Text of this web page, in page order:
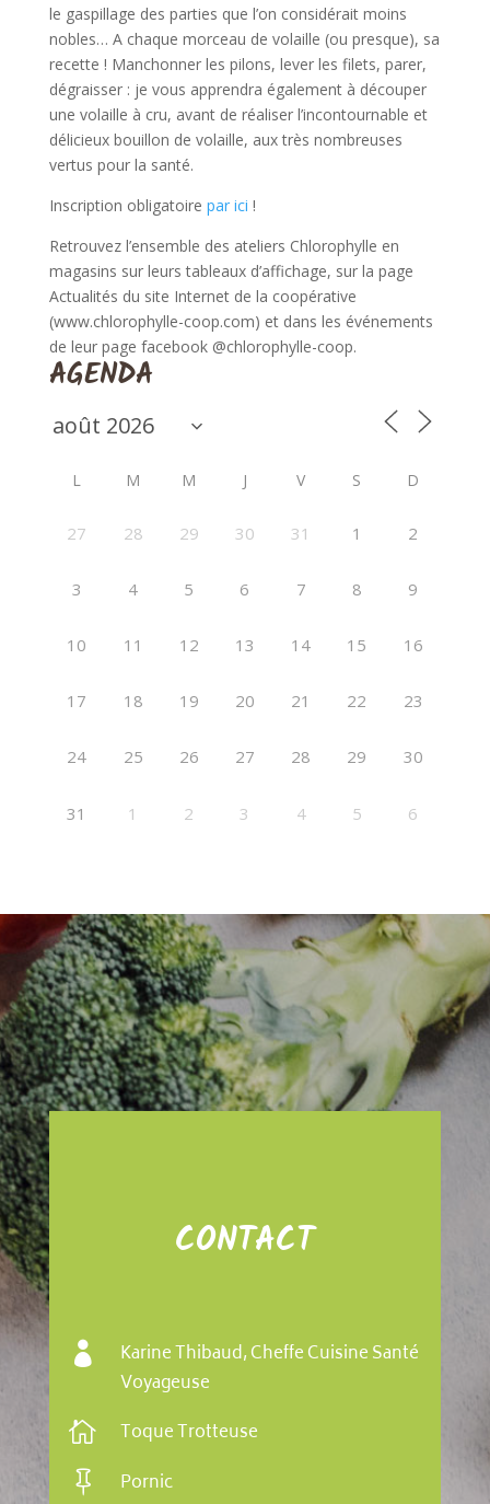
le gaspillage des parties que l’on considérait moins
nobles… A chaque morceau de volaille (ou presque), sa
recette ! Manchonner les pilons, lever les filets, parer,
dégraisser : je vous apprendra également à découper
une volaille à cru, avant de réaliser l’incontournable et
délicieux bouillon de volaille, aux très nombreuses
vertus pour la santé.
Inscription obligatoire par ici !
Retrouvez l’ensemble des ateliers Chlorophylle en
magasins sur leurs tableaux d’affichage, sur la page
Actualités du site Internet de la coopérative
(www.chlorophylle-coop.com) et dans les événements
de leur page facebook @chlorophylle-coop.
AGENDA
L M M J V S D
27 28 29 30 31 1 2
3 4 5 6 7 8 9
10 11 12 13 14 15 16
17 18 19 20 21 22 23
24 25 26 27 28 29 30
31 1 2 3 4 5 6
CONTACT

Karine Thibaud, Cheffe Cuisine Santé
Voyageuse
 Toque Trotteuse
 Pornic